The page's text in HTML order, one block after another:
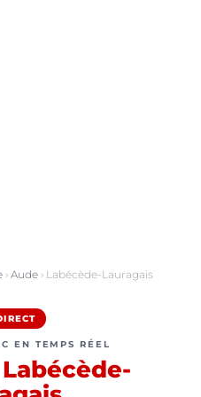
› Aude› Labécède-Lauragais
EN TEMPS RÉEL
Labécède-